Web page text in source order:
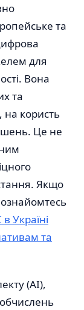
та
для
Вона
та
на користь
Це не
Якщо
Україні
та
(AI),